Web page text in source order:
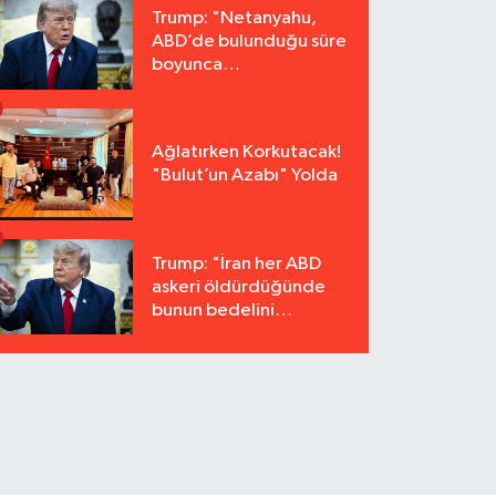
Trump: "Netanyahu,
ABD’de bulunduğu süre
boyunca
Ağlatırken Korkutacak!
"Bulut’un Azabı" Yolda
Trump: "İran her ABD
askeri öldürdüğünde
bunun bedelini